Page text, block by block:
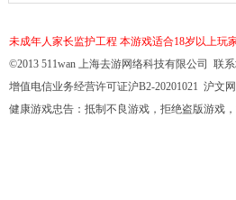
未成年人家长监护工程 本游戏适合18岁以上玩
©2013 511wan 上海去游网络科技有限公司 联
增值电信业务经营许可证沪B2-20201021 沪文
健康游戏忠告：抵制不良游戏，拒绝盗版游戏